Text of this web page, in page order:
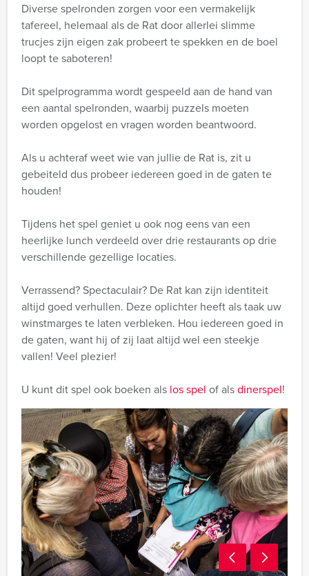
Diverse spelronden zorgen voor een vermakelijk
tafereel, helemaal als de Rat door allerlei slimme
trucjes zijn eigen zak probeert te spekken en de boel
loopt te saboteren!
Dit spelprogramma wordt gespeeld aan de hand van
een aantal spelronden, waarbij puzzels moeten
worden opgelost en vragen worden beantwoord.
Als u achteraf weet wie van jullie de Rat is, zit u
gebeiteld dus probeer iedereen goed in de gaten te
houden!
Tijdens het spel geniet u ook nog eens van een
heerlijke lunch verdeeld over drie restaurants op drie
verschillende gezellige locaties.
Verrassend? Spectaculair? De Rat kan zijn identiteit
altijd goed verhullen. Deze oplichter heeft als taak uw
winstmarges te laten verbleken. Hou iedereen goed in
de gaten, want hij of zij laat altijd wel een steekje
vallen! Veel plezier!
U kunt dit spel ook boeken als los spel of alsdinerspel!